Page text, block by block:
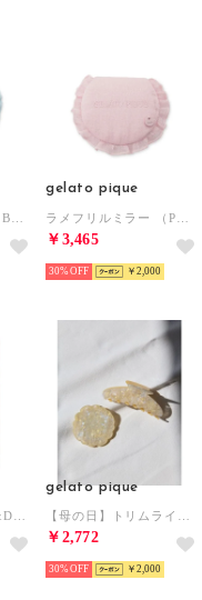
gelato pique
￥3,465
30% ￥2,000
gelato pique
￥2,772
30% ￥2,000